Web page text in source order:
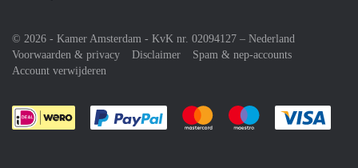
© 2026 - Kamer Amsterdam - KvK nr. 02094127 – Nederland
Voorwaarden & privacy
Disclaimer
Spam & nep-accounts
Account verwijderen
Je rekent gemakkelijk af met Paypal
Je rekent gemakkelijk af met
Je rekent